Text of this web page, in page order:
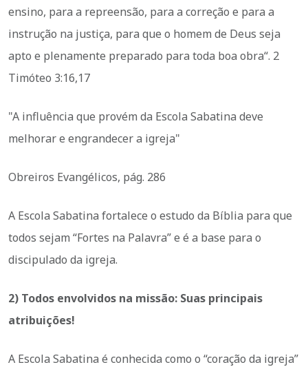
ensino, para a repreensão, para a correção e para a
instrução na justiça, para que o homem de Deus seja
apto e plenamente preparado para toda boa obra“. 2
Timóteo 3:16,17
"A influência que provém da Escola Sabatina deve
melhorar e engrandecer a igreja"
Obreiros Evangélicos, pág. 286
A Escola Sabatina fortalece o estudo da Bíblia para que
todos sejam “Fortes na Palavra” e é a base para o
discipulado da igreja.
2) Todos envolvidos na missão: Suas principais
atribuições!
A Escola Sabatina é conhecida como o “coração da igreja”